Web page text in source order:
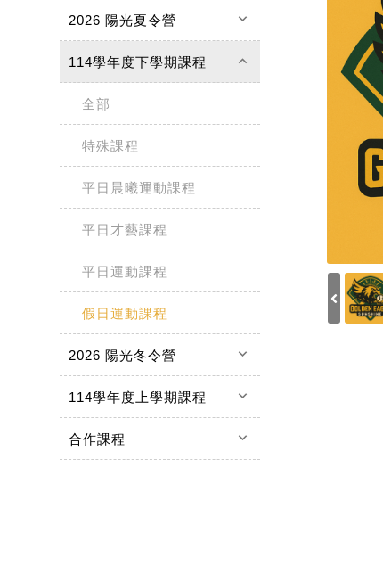
2026 陽光夏令營 keyboard_arrow_down
114學年度下學期課程 keyboard_arrow_up
全部
特殊課程
平日晨曦運動課程
平日才藝課程
平日運動課程
假日運動課程
2026 陽光冬令營 keyboard_arrow_down
114學年度上學期課程 keyboard_arrow_down
合作課程 keyboard_arrow_down